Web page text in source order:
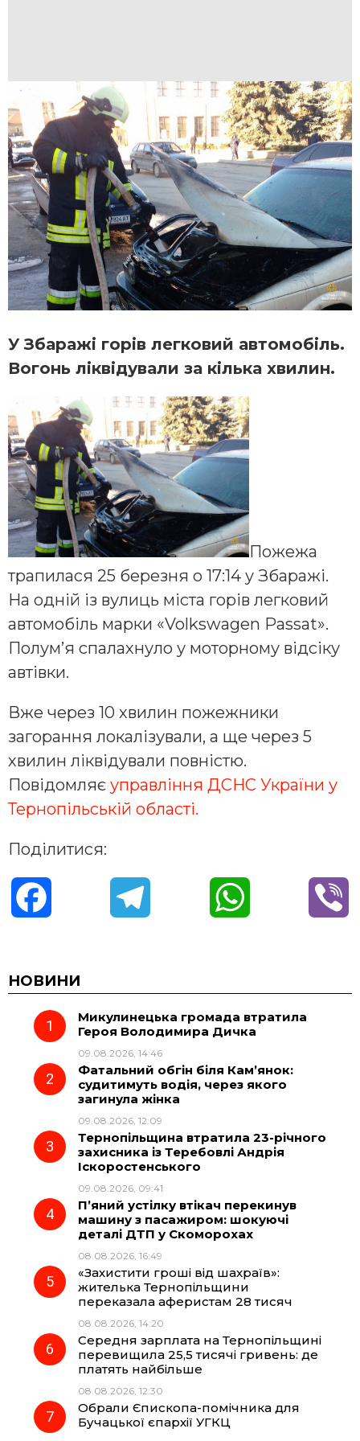
У Збаражі горів легковий автомобіль.
Вогонь ліквідували за кілька хвилин.
Пожежа
трапилася 25 березня о 17:14 у Збаражі.
На одній із вулиць міста горів легковий
автомобіль марки «Volkswagen Passat».
Полум’я спалахнуло у моторному відсіку
автівки.
Вже через 10 хвилин пожежники
загорання локалізували, а ще через 5
хвилин ліквідували повністю.
Повідомляє управління ДСНС України у
Тернопільській області.
Поділитися:
c
e
o
o
e
g
r
a
t
p
НОВИНИ
Микулинецька громада втратила
Героя Володимира Дичка
09.08.2026, 14:46
Фатальний обгін біля Кам’янок:
судитимуть водія, через якого
загинула жінка
09.08.2026, 12:09
Тернопільщина втратила 23-річного
захисника із Теребовлі Андрія
Іскоростенського
09.08.2026, 09:41
П’яний устілку втікач перекинув
машину з пасажиром: шокуючі
деталі ДТП у Скоморохах
08.08.2026, 16:49
«Захистити гроші від шахраїв»:
жителька Тернопільщини
переказала аферистам 28 тисяч
08.08.2026, 14:20
Середня зарплата на Тернопільщині
перевищила 25,5 тисячі гривень: де
платять найбільше
08.08.2026, 12:30
Обрали Єпископа-помічника для
Бучацької єпархії УГКЦ